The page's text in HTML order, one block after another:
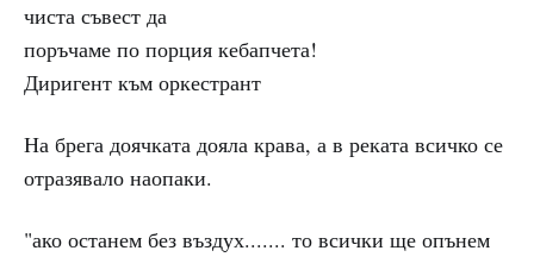
чиста съвест да
поръчаме по порция кебапчета!
Диригент към оркестрант
На брега доячката дояла крава, а в реката всичко се
отразявало наопаки.
"ако останем без въздух....... то всички ще опънем